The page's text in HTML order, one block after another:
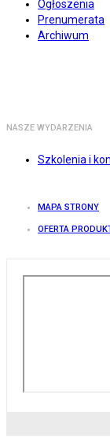
Ogłoszenia
Prenumerata
Archiwum
NASZE WYDARZENIA
Szkolenia i
MAPA STRONY
OFERTA